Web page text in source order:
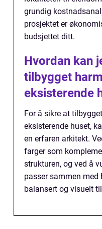
grundig
prosjektet er
budsjettet ditt.
Hvordan kan
tilbygget
eksisterende
For å sikre at
eksisterende huset,
en erfaren arkitekt.
farger som
strukturen, og ved å
passer sammen med
balansert og visuelt